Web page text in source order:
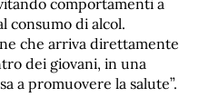
consumo di alcol.
che arriva direttamente
dei giovani, in una
a promuovere la salute”.